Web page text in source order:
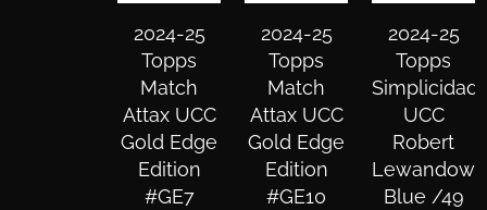
2024-25
Topps
Match
Attax UCC
Gold Edge
Edition
#GE7
2024-25
Topps
Match
Attax UCC
Gold Edge
Edition
#GE10
2024-25
Topps
Simplicidad
UCC
Robert
Blue /49